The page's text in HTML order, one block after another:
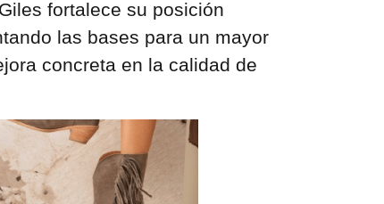
fortalece su posición
las bases para un mayor
concreta en la calidad de